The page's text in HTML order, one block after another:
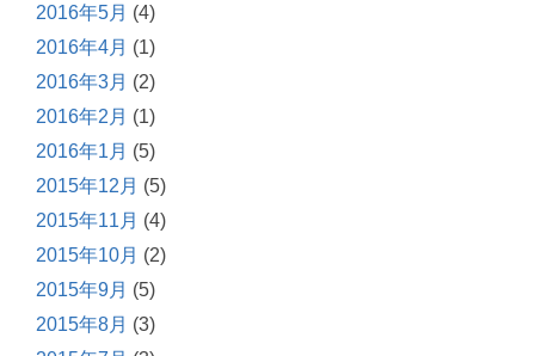
2016年5月 (4)
2016年4月 (1)
2016年3月 (2)
2016年2月 (1)
2016年1月 (5)
2015年12月 (5)
2015年11月 (4)
2015年10月 (2)
2015年9月 (5)
2015年8月 (3)